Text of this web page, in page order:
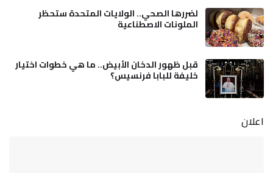
لضررها الصحي.. الولايات المتحدة ستحظر
الملونات الاصطناعية
قبل ظهور الدخان الأبيض.. ما هي خطوات اختيار
خليفة للبابا فرنسيس؟
اعلان